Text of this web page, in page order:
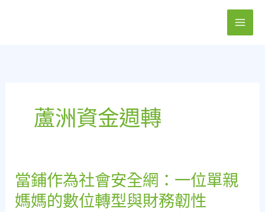
蘆洲資金週轉
當鋪作為社會安全網：一位單親
媽媽的數位轉型與財務韌性
當
鋪
作